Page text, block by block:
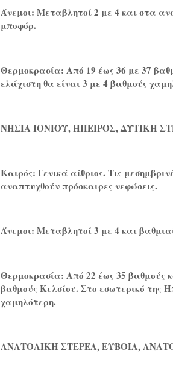
Άνεμοι: Μεταβλητοί 2 με 4 και στα
μποφόρ.
Θερμοκρασία: Από 19 έως 36 με 37
ελάχιστη θα είναι 3 με 4 βαθμούς
ΝΗΣΙΑ ΙΟΝΙΟΥ, ΗΠΕΙΡΟΣ, ΔΥΤΙΚΗ
Καιρός: Γενικά αίθριος. Τις
αναπτυχθούν πρόσκαιρες νεφώσεις.
Άνεμοι: Μεταβλητοί 3 με 4 και
Θερμοκρασία: Από 22 έως 35 βαθμούς
βαθμούς Κελσίου. Στο εσωτερικό της
χαμηλότερη.
ΑΝΑΤΟΛΙΚΗ ΣΤΕΡΕΑ, ΕΥΒΟΙΑ,